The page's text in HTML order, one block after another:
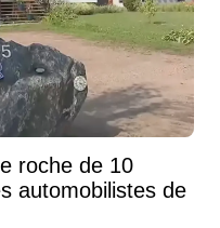
roche de 10
automobilistes de